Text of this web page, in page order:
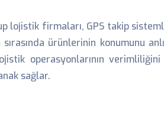
lojistik firmaları, GPS takip
ürünlerinin konumunu
operasyonlarının verimliliğini
sağlar.